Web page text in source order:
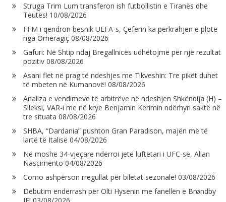
Struga Trim Lum transferon ish futbollistin e Tiranës dhe
Teutës! 10/08/2026
FFM i qëndron besnik UEFA-s, Çeferin ka përkrahjen e plotë
nga Omeragiç 08/08/2026
Gafuri: Në Shtip ndaj Bregallnicës udhëtojmë për një rezultat
pozitiv 08/08/2026
Asani flet në prag të ndeshjes me Tikveshin: Tre pikët duhet
të mbeten në Kumanovë! 08/08/2026
Analiza e vendimeve të arbitrëve në ndeshjen Shkëndija (H) –
Sileksi, VAR-i me në krye Benjamin Kerimin ndërhyri saktë në
tre situata 08/08/2026
SHBA, “Dardania” pushton Gran Paradison, majën më të
lartë të Italisë 04/08/2026
Në moshë 34-vjeçare ndërroi jetë luftëtari i UFC-së, Allan
Nascimento 04/08/2026
Como ashpërson rregullat për biletat sezonale! 03/08/2026
Debutim ëndërrash për Olti Hysenin me fanellën e Brøndby